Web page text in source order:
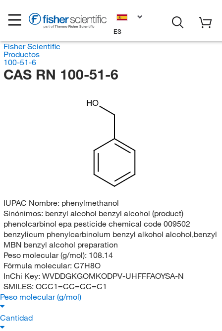
ES
Fisher Scientific
Productos
100-51-6
CAS RN 100-51-6
HO
IUPAC Nombre: phenylmethanol
Sinónimos: benzyl alcohol benzyl alcohol (product)
phenolcarbinol epa pesticide chemical code 009502
benzylicum phenylcarbinolum benzyl alkohol alcohol,benzyl
MBN benzyl alcohol preparation
Peso molecular (g/mol): 108.14
Fórmula molecular: C7H8O
InChi Key: WVDDGKGOMKODPV-UHFFFAOYSA-N
SMILES: OCC1=CC=CC=C1
Peso molecular (g/mol)
Cantidad